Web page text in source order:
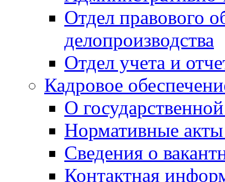
Отдел правового
делопроизводства
Отдел учета и
Кадровое
О
Нормативные акты
Сведения о
Контактная